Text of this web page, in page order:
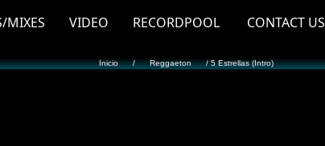
MIXES VIDEO RECORDPOOL CONTACT US
Inicio / Reggaeton / 5 Estrellas (Intro)